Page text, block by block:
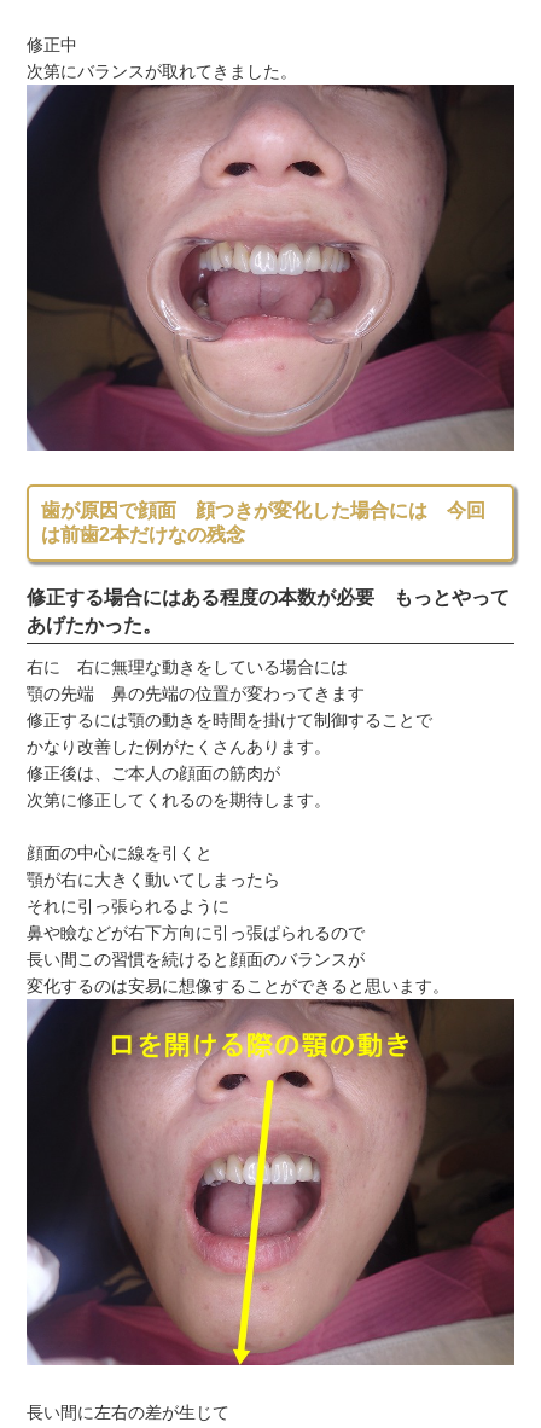
修正中
次第にバランスが取れてきました。
歯が原因で顔面 顔つきが変化した場合には 今回
は前歯2本だけなの残念
修正する場合にはある程度の本数が必要 もっとやって
あげたかった。
右に 右に無理な動きをしている場合には
顎の先端 鼻の先端の位置が変わってきます
修正するには顎の動きを時間を掛けて制御することで
かなり改善した例がたくさんあります。
修正後は、ご本人の顔面の筋肉が
次第に修正してくれるのを期待します。
顔面の中心に線を引くと
顎が右に大きく動いてしまったら
それに引っ張られるように
鼻や瞼などが右下方向に引っ張ぱられるので
長い間この習慣を続けると顔面のバランスが
変化するのは安易に想像することができると思います。
長い間に左右の差が生じて